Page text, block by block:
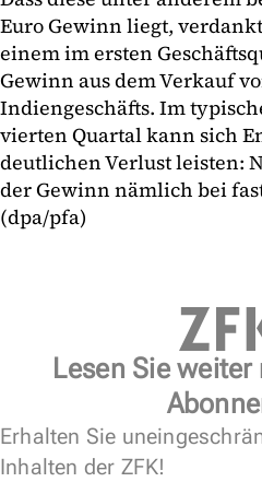
Euro Gewinn liegt,
einem im ersten
Gewinn aus dem Verkauf
Indiengeschäfts. Im
vierten Quartal kann sich
deutlichen Verlust leisten:
der Gewinn nämlich bei
(dpa/pfa)
Lesen Sie weiter
Erhalten Sie
Inhalten der ZFK!